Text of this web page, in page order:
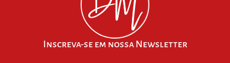
Inscreva-se em nossa Newsletter